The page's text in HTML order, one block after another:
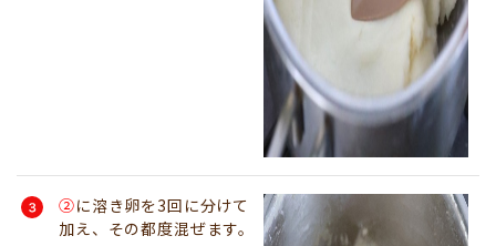
②に溶き卵を3回に分けて
加え、その都度混ぜます。